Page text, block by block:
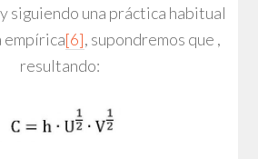
siguiendo una práctica habitual
[6], supondremos que ,
resultando: